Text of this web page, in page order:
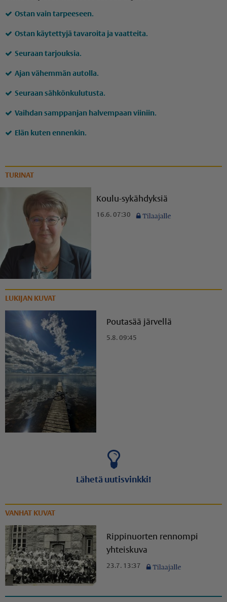
Ostan vain tarpeeseen.
Ostan käytettyjä tavaroita ja vaatteita.
Seuraan tarjouksia.
Ajan vähemmän autolla.
Seuraan sähkönkulutusta.
Vaihdan samppanjan halvempaan viiniin.
Elän kuten ennenkin.
TURINAT
Koulu-sykähdyksiä
16.6. 07:30
LUKIJAN KUVAT
Poutasää järvellä
5.8. 09:45
Lähetä uutisvinkki!
VANHAT KUVAT
Rippinuorten rennompi
yhteiskuva
23.7. 13:37